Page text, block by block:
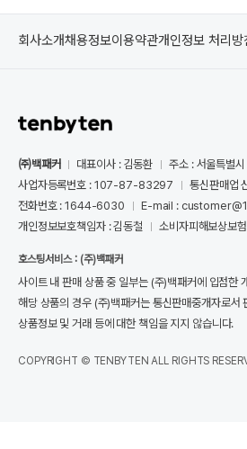
회사소개채용정보이용약관개인정보 처리방
㈜백패커 대표이사 : 김동환
주소 : 서울특별
사업자등록번호 : 107-87-83297
통신판매업
전화번호 : 1644-6030
E-mail :
개인정보보호책임자 : 김동철
소비자피해보상보
호스팅서비스 : (주)백패커
사이트 내 판매 상품 중 일부는 (주)백패커에 입점한
해당 상품의 경우 (주)백패커는 통신판매중개자로서
상품정보 및 거래 등에 대한 책임을 지지 않습니다.
COPYRIGHT © TENBYTEN ALL RIGHTS